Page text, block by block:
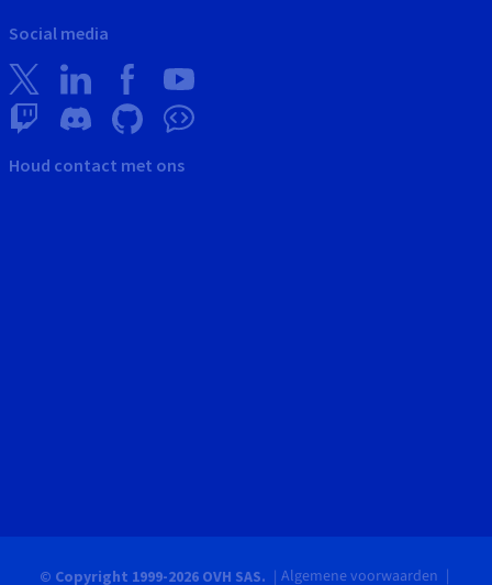
Social media
Houd contact met ons
© Copyright 1999-2026 OVH SAS. Algemene voorwaarden